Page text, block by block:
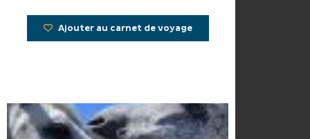
Ajouter au carnet de voyage